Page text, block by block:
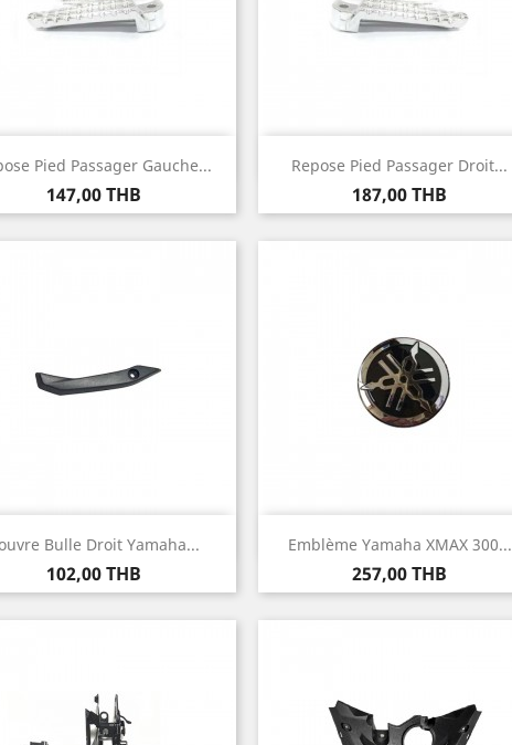
Pied Passager Gauche...
Prix
147,00 THB
Aperçu rapide Repose Pied Passager Droit...
Prix
187,00 THB
Aperçu rapide
Bulle Droit Yamaha...
Prix
102,00 THB
Aperçu rapide Emblème Yamaha XMAX 300...
Prix
257,00 THB
Aperçu rapide